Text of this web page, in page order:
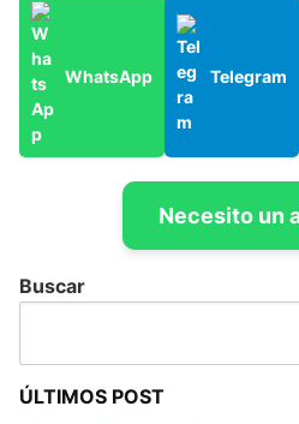
WhatsApp Telegram
Necesito un
Buscar
ÚLTIMOS POST